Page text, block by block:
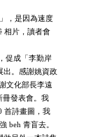
，是因為速度
相片，讀者會
促成「李勤岸
出。感謝姚資政
文化部長李遠
冊發表會。我
首詩畫圖，我
beh 青盲去。